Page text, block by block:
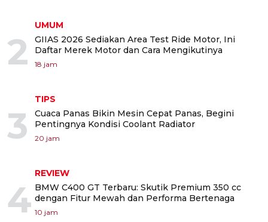
2
UMUM
GIIAS 2026 Sediakan Area Test Ride Motor, Ini
Daftar Merek Motor dan Cara Mengikutinya
18 jam
3
TIPS
Cuaca Panas Bikin Mesin Cepat Panas, Begini
Pentingnya Kondisi Coolant Radiator
20 jam
4
REVIEW
BMW C400 GT Terbaru: Skutik Premium 350 cc
dengan Fitur Mewah dan Performa Bertenaga
10 jam